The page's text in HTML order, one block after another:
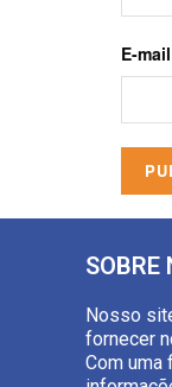
E-mail
SOBRE
Nosso
fornecer
Com uma